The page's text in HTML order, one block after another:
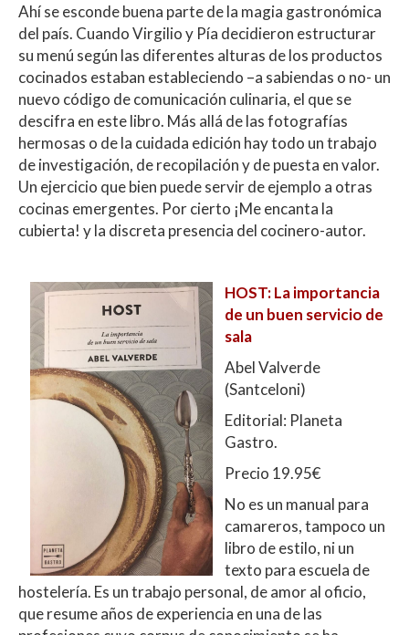
Ahí se esconde buena parte de la magia gastronómica
del país. Cuando Virgilio y Pía decidieron estructurar
su menú según las diferentes alturas de los productos
cocinados estaban estableciendo –a sabiendas o no- un
nuevo código de comunicación culinaria, el que se
descifra en este libro. Más allá de las fotografías
hermosas o de la cuidada edición hay todo un trabajo
de investigación, de recopilación y de puesta en valor.
Un ejercicio que bien puede servir de ejemplo a otras
cocinas emergentes. Por cierto ¡Me encanta la
cubierta! y la discreta presencia del cocinero-autor.
HOST: La importancia
de un buen servicio de
sala
Abel Valverde
(Santceloni)
Editorial: Planeta
Gastro.
Precio 19.95€
No es un manual para
camareros, tampoco un
libro de estilo, ni un
texto para escuela de
hostelería. Es un trabajo personal, de amor al oficio,
que resume años de experiencia en una de las